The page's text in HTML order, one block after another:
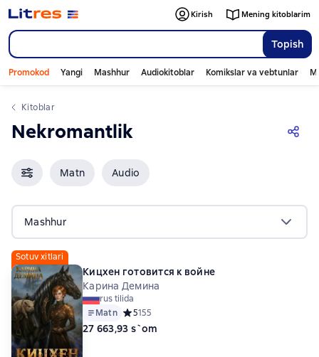
Topish
Kirish Mening kitoblarim
Promokod Yangi Mashhur Audiokitoblar Komikslar va vebtunlar
Kitoblar
Nekromantlik
Matn Audio
Mashhur
Sotuv xitlari
Кицхен готовится к войне
Карина Демина
rus tilida
Matn Средний рейтинг 5 на основе 155 оценок
5155
27 663,93 s`om